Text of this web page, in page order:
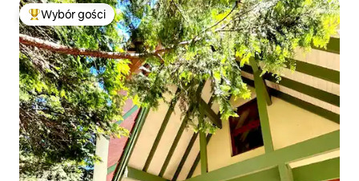
Najpopularniejsze z kategorii Wybór gości
Wybór gości